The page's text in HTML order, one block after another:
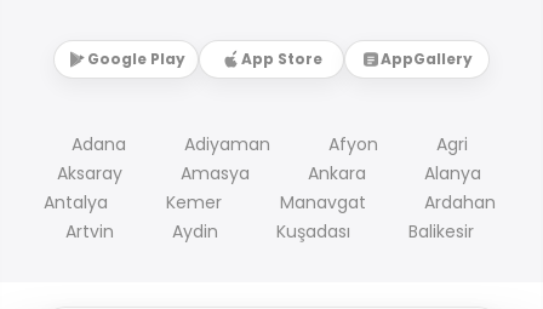
Google Play App Store AppGallery
Adana Adiyaman Afyon
Agri
Aksaray
Amasya Ankara
Alanya
Antalya
Kemer Manavgat
Ardahan
Artvin
Aydin Kuşadası Balikesir